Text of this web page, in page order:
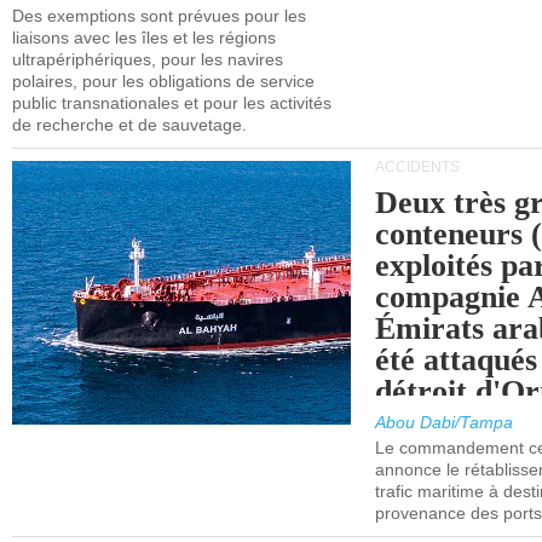
après 2030.
Des exemptions sont prévues pour les
liaisons avec les îles et les régions
ultrapériphériques, pour les navires
polaires, pour les obligations de service
public transnationales et pour les activités
de recherche et de sauvetage.
ACCIDENTS
Deux très
conteneurs
exploités
compagnie
Émirats
été
détroit
Abou Dabi/Tampa
Le commandement
annonce le
trafic maritime à
provenance des